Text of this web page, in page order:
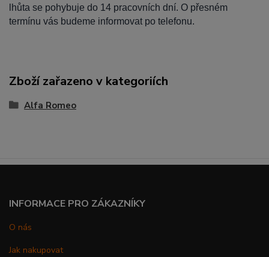
lhůta se pohybuje do 14 pracovních dní. O přesném
termínu vás budeme informovat po telefonu.
Zboží zařazeno v kategoriích
Alfa Romeo
INFORMACE PRO ZÁKAZNÍKY
O nás
Jak nakupovat